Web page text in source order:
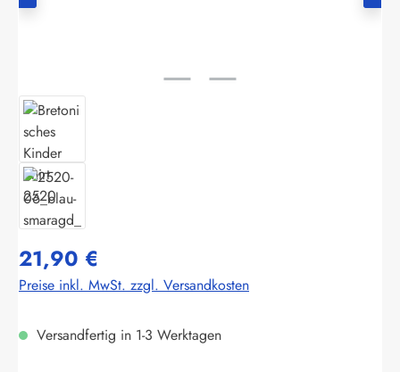
21,90 €
Preise inkl. MwSt. zzgl. Versandkosten
Versandfertig in 1-3 Werktagen